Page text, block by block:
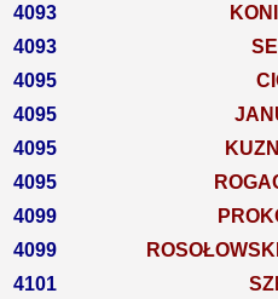
4093
4093
4095
4095
4095
4095
4099
4099
4101